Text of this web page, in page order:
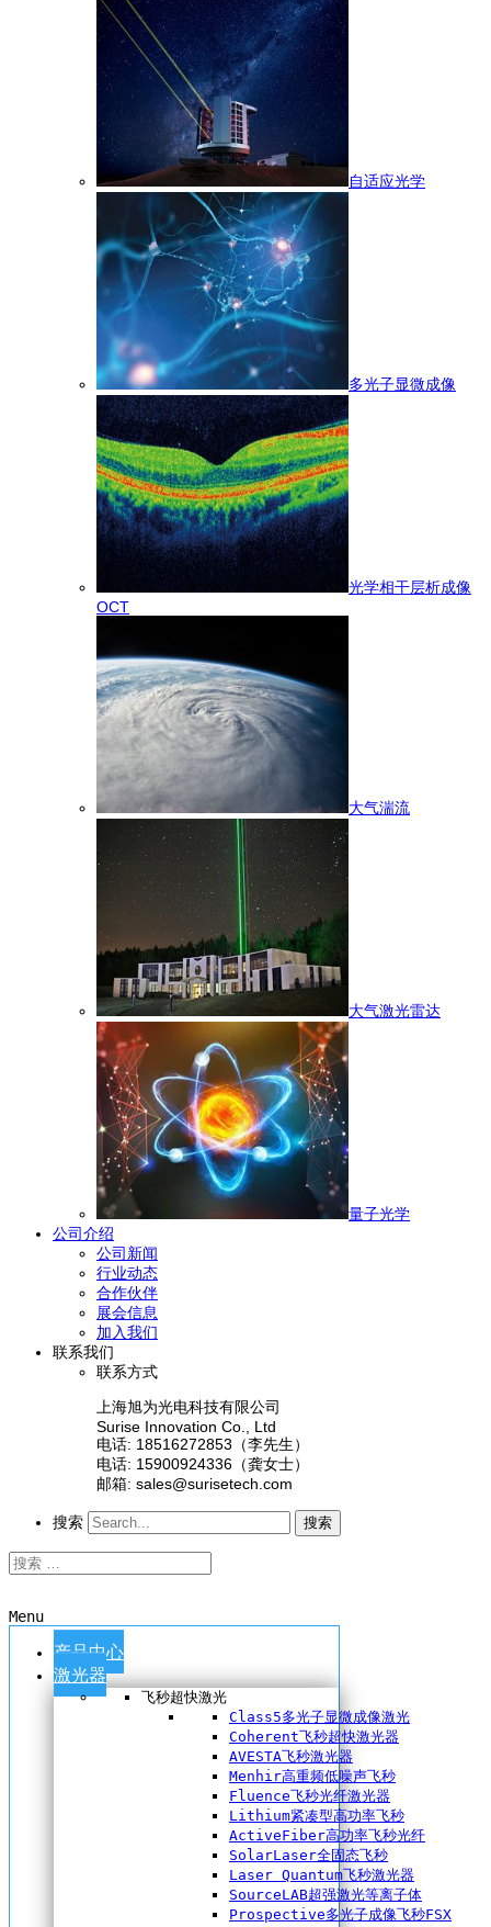
自适应光学
多光子显微成像
光学相干层析成像
OCT
大气湍流
大气激光雷达
量子光学
公司介绍
公司新闻
行业动态
合作伙伴
展会信息
加入我们
联系我们
联系方式
上海旭为光电科技有限公司
Surise Innovation Co., Ltd
电话: 18516272853（李先生）
电话: 15900924336（龚女士）
邮箱: sales@surisetech.com
搜索 搜索
Menu
产品中心
激光器
飞秒超快激光
Class5多光子显微成像激光
Coherent飞秒超快激光器
AVESTA飞秒激光器
Menhir高重频低噪声飞秒
Fluence飞秒光纤激光器
Lithium紧凑型高功率飞秒
ActiveFiber高功率飞秒光纤
SolarLaser全固态飞秒
Laser Quantum飞秒激光器
SourceLAB超强激光等离子体
Prospective多光子成像飞秒FSX